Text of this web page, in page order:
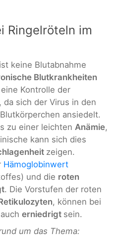
Ringelröteln im
keine Blutabnahme
Blutkrankheiten
Kontrolle der
sich der Virus in den
ansiedelt.
zu einer leichten Anämie,
kann sich dies
zeigen.
Hämoglobinwert
und die roten
. Die Vorstufen der roten
, können bei
erniedrigt sein.
um das Thema: